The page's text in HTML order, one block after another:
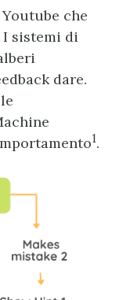
che
sistemi di
dare.
1.